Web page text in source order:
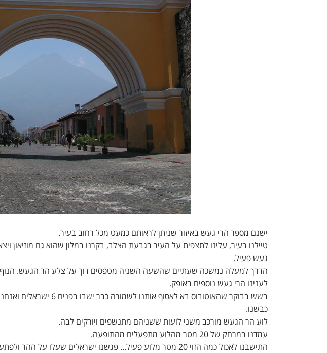
ישנם מספר הרי געש באיזור שניתן לראותם כמעט מכל רחוב בעיר.
טיילנו בעיר, עלינו לתצפית על העיר בגבעת הצלב, בקרנו במלון שהוא גם מוזיאון
געש פעיל.
הדרך למעלה נמשכה שעתיים שהשעה השניה מטפסים דוך על צלע הר הגעש. הנוף
לענינו הרי געש נוספים באופק.
בשש בבוקר שהאוטובוס בא
כבשנו.
לוע הר הגעש מורכב משני לועות ששניהם מתנשפים ויורקים לבה.
עמדנו במרחק של 20 מטר מהלוע מתפעלים מהתופעה.
התישבנו לאכול כמה הזוי 20 מטר מלוע פעיל... פגשנו ישראלים